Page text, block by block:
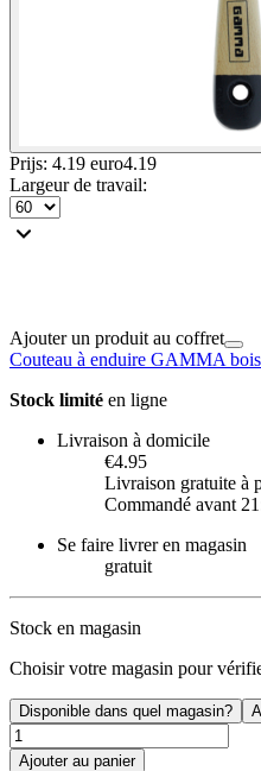
Prijs: 4.19 euro4.19
Largeur de travail:
Ajouter un produit au coffret
Couteau à enduire GAMMA
Stock limité en ligne
Livraison à domicile
€4.95
Livraison gratuite à
Commandé avant
Se faire livrer en magasin
gratuit
Stock en magasin
Choisir votre magasin pour
Disponible dans quel magasin?
Ajouter au panier